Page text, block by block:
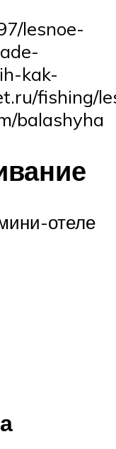
lesnoe-
kak-
fishing/
balashyha
отеле